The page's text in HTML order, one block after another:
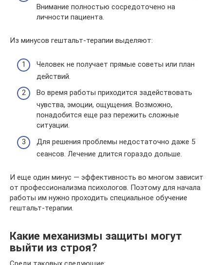
Внимание полностью сосредоточено на
личности пациента.
Из минусов гештальт-терапии выделяют:
Человек не получает прямые советы или план
действий.
Во время работы приходится задействовать
чувства, эмоции, ощущения. Возможно,
понадобится еще раз пережить сложные
ситуации.
Для решения проблемы недостаточно даже 5
сеансов. Лечение длится гораздо дольше.
И еще один минус — эффективность во многом зависит
от профессионализма психологов. Поэтому для начала
работы им нужно проходить специальное обучение
гештальт-терапии.
Какие механизмы защиты могут
выйти из строя?